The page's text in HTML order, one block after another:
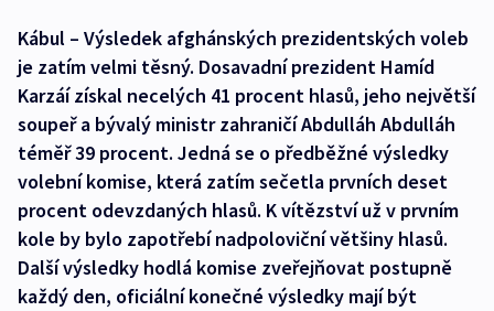
Kábul – Výsledek afghánských prezidentských voleb
je zatím velmi těsný. Dosavadní prezident Hamíd
Karzáí získal necelých 41 procent hlasů, jeho největší
soupeř a bývalý ministr zahraničí Abdulláh Abdulláh
téměř 39 procent. Jedná se o předběžné výsledky
volební komise, která zatím sečetla prvních deset
procent odevzdaných hlasů. K vítězství už v prvním
kole by bylo zapotřebí nadpoloviční většiny hlasů.
Další výsledky hodlá komise zveřejňovat postupně
každý den, oficiální konečné výsledky mají být